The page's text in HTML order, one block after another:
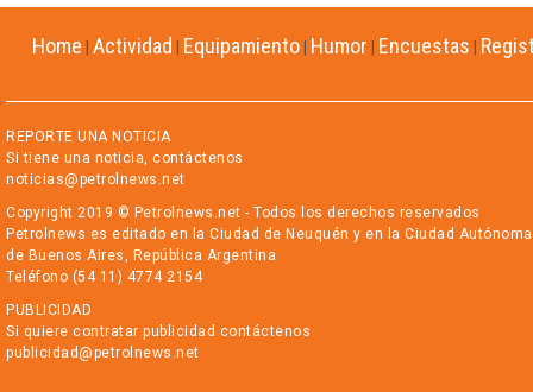
Home Actividad Equipamiento Humor Encuestas
REPORTE UNA NOTICIA
Si tiene una noticia, contáctenos
noticias@petrolnews.net
Copyright 2019 © Petrolnews.net - Todos los derechos reservados
Petrolnews es editado en la Ciudad de Neuquén y en la Ciudad Autónoma
de Buenos Aires, República Argentina
Teléfono (54 11) 4774 2154
PUBLICIDAD
Si quiere contratar publicidad contáctenos
publicidad@petrolnews.net